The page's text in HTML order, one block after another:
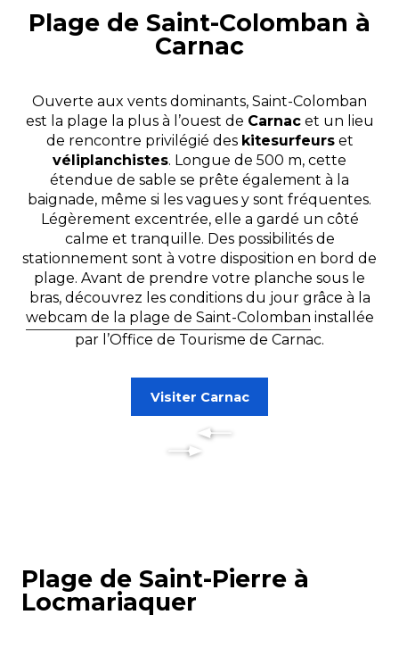
Plage de Saint-Colomban à
Carnac
Ouverte aux vents dominants, Saint-Colomban
est la plage la plus à l’ouest de Carnacet un lieu
de rencontre privilégié des kitesurfeurset
véliplanchistes. Longue de 500 m, cette
étendue de sable se prête également à la
baignade, même si les vagues y sont fréquentes.
Légèrement excentrée, elle a gardé un côté
calme et tranquille. Des possibilités de
stationnement sont à votre disposition en bord de
plage. Avant de prendre votre planche sous le
bras, découvrez les conditions du jour grâce à la
webcam de la plage de Saint-Colomban installée
par l’Office de Tourisme de Carnac.
Visiter Carnac
Plage de Saint-Pierre à
Locmariaquer